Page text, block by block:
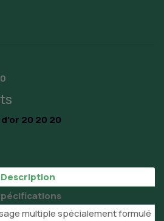
20 20 20
Description
multiple spécialement formulé